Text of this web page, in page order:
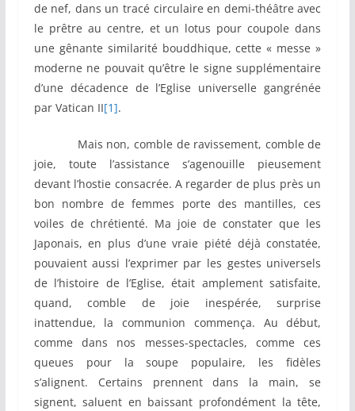
de nef, dans un tracé circulaire en demi-théâtre avec
le prêtre au centre, et un lotus pour coupole dans
une gênante similarité bouddhique, cette « messe »
moderne ne pouvait qu’être le signe supplémentaire
d’une décadence de l’Eglise universelle gangrénée
par Vatican II[1].
Mais non, comble de ravissement, comble de
joie, toute l’assistance s’agenouille pieusement
devant l’hostie consacrée. A regarder de plus près un
bon nombre de femmes porte des mantilles, ces
voiles de chrétienté. Ma joie de constater que les
Japonais, en plus d’une vraie piété déjà constatée,
pouvaient aussi l’exprimer par les gestes universels
de l’histoire de l’Eglise, était amplement satisfaite,
quand, comble de joie inespérée, surprise
inattendue, la communion commença. Au début,
comme dans nos messes-spectacles, comme ces
queues pour la soupe populaire, les fidèles
s’alignent. Certains prennent dans la main, se
signent, saluent en baissant profondément la tête,